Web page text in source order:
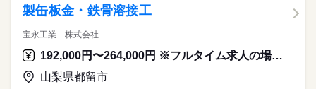
製缶板金・鉄骨溶接工
宝永工業 株式会社
192,000円〜264,000円 ※フルタイム求人の場合は月額（換算額）、パート求人の場合は時間額を表示しています。
山梨県都留市